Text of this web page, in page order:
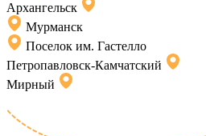
Архангельск
Мурманск
Поселок им. Гастелло
Петропавловск-Камчатский
Мирный